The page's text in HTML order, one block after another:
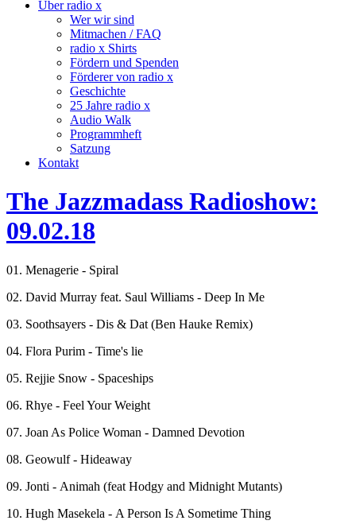
Über radio x
Wer wir sind
Mitmachen / FAQ
radio x Shirts
Fördern und Spenden
Förderer von radio x
Geschichte
25 Jahre radio x
Audio Walk
Programmheft
Satzung
Kontakt
The Jazzmadass Radioshow:
09.02.18
01. Menagerie - Spiral
02. David Murray feat. Saul Williams - Deep In Me
03. Soothsayers - Dis & Dat (Ben Hauke Remix)
04. Flora Purim - Time's lie
05. Rejjie Snow - Spaceships
06. Rhye - Feel Your Weight
07. Joan As Police Woman - Damned Devotion
08. Geowulf - Hideaway
09. Jonti - Animah (feat Hodgy and Midnight Mutants)
10. Hugh Masekela - A Person Is A Sometime Thing